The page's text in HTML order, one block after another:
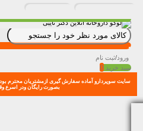
ورود/ثبت نام
سبد خرید 0
سایت سوپردارو آماده سفارش گیری ازمشتریان محترم
بصورت رایگان ودر اسرع